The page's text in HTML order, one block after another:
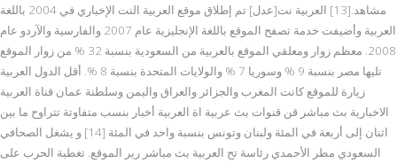
مشاهد.[13] العربية نت[عدل] تم إطلاق موقع العربية النت الإخباري في 2004 باللغة
العربية وأضيفت خدمة تصفح الموقع باللغة الإنجليزية عام 2007 والفارسية والآردو عام
2008. معظم زوار ومعلقي الموقع بالعربية من السعودية بنسبة 32 % من زوار الموقع
تليها مصر بنسبة 9 % وسوريا 7 % والولايات المتحدة بنسبة 8 %. أقل الدول العربية
زيارة للموقع كانت المغرب والجزائر والعراق واليمن وسلطنة عمان قناة العربية
الاخبارية بث مباشر قن قنوات بث عربية اة العربية أخبار بنسب متفاوتة تتراوح ما بين
اثنان إلى أربعة في المئة ولبنان وتونس بنسبة واحد في المئة [14] و يشغل الصحافي
السعودي مطر الأحمدي رئاسة تح العربية بث مباشر رير الموقع. تغطية الحرب على